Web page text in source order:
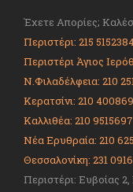
Έχετε Απορίες;
Περιστέρι: 215
Περιστέρι Άγιος
Ν.Φιλαδέλφεια: 210
Κερατσίνι: 210
Καλλιθέα: 210 9515697
Νέα Ερυθραία: 210
Θεσσαλονίκη: 231
Περιστέρι: Ευβοίας 2,